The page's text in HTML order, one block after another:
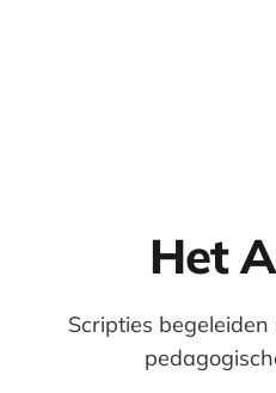
Het
Scripties